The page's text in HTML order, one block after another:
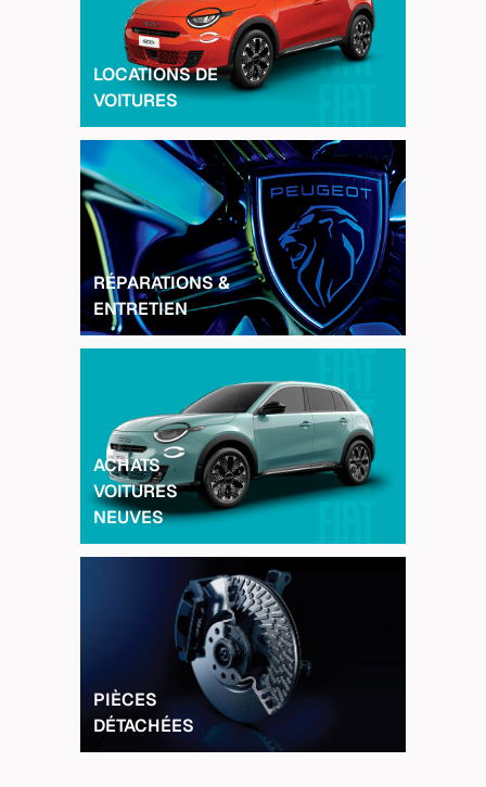
LOCATIONS DE
VOITURES
RÉPARATIONS &
ENTRETIEN
ACHATS
VOITURES
NEUVES
PIÈCES
DÉTACHÉES